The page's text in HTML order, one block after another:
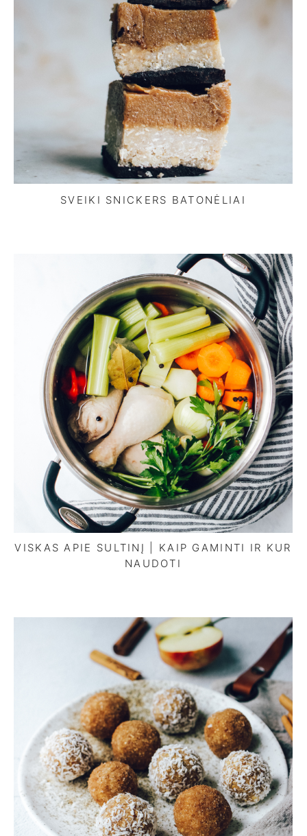
SVEIKI SNICKERS BATONĖLIAI
VISKAS APIE SULTINĮ | KAIP GAMINTI IR KUR
NAUDOTI